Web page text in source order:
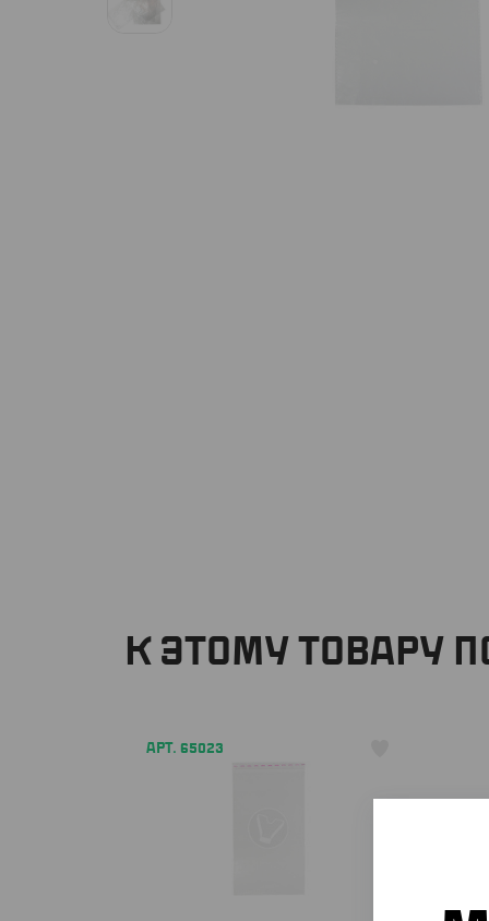
К ЭТОМУ ТОВАРУ
АРТ. 65023